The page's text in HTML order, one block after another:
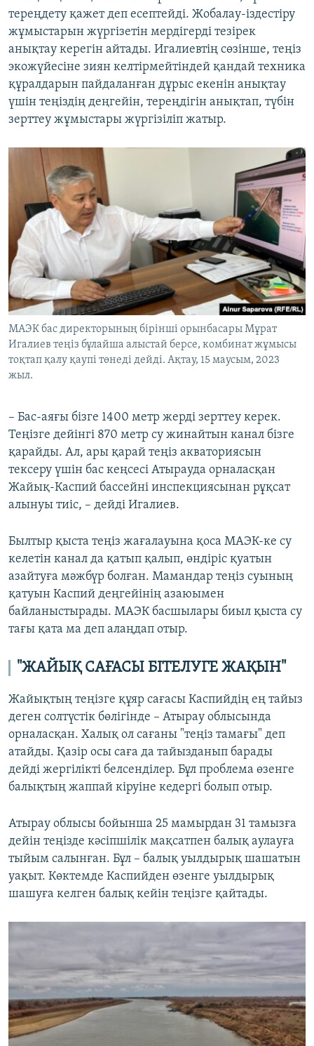
тереңдету қажет деп есептейді. Жобалау-іздестіру
жұмыстарын жүргізетін мердігерді тезірек
анықтау керегін айтады. Игалиевтің сөзінше, теңіз
экожүйесіне зиян келтірмейтіндей қандай техника
құралдарын пайдаланған дұрыс екенін анықтау
үшін теңіздің деңгейін, тереңдігін анықтап, түбін
зерттеу жұмыстары жүргізіліп жатыр.
МАЭК бас директорының бірінші орынбасары Мұрат
Игалиев теңіз бұлайша алыстай берсе, комбинат жұмысы
тоқтап қалу қаупі төнеді дейді. Ақтау, 15 маусым, 2023
жыл.
– Бас-аяғы бізге 1400 метр жерді зерттеу керек.
Теңізге дейінгі 870 метр су жинайтын канал бізге
қарайды. Ал, ары қарай теңіз акваториясын
тексеру үшін бас кеңсесі Атырауда орналасқан
Жайық-Каспий бассейні инспекциясынан рұқсат
алынуы тиіс, – дейді Игалиев.
Былтыр қыста теңіз жағалауына қоса МАЭК-ке су
келетін канал да қатып қалып, өндіріс қуатын
азайтуға мәжбүр болған. Мамандар теңіз суының
қатуын Каспий деңгейінің азаюымен
байланыстырады. МАЭК басшылары биыл қыста су
тағы қата ма деп алаңдап отыр.
"ЖАЙЫҚ САҒАСЫ БІТЕЛУГЕ ЖАҚЫН"
Жайықтың теңізге құяр сағасы Каспийдің ең тайыз
деген солтүстік бөлігінде – Атырау облысында
орналасқан. Халық ол сағаны "теңіз тамағы" деп
атайды. Қазір осы саға да тайызданып барады
дейді жергілікті белсенділер. Бұл проблема өзенге
балықтың жаппай кіруіне кедергі болып отыр.
Атырау облысы бойынша 25 мамырдан 31 тамызға
дейін теңізде кәсіпшілік мақсатпен балық аулауға
тыйым салынған. Бұл – балық уылдырық шашатын
уақыт. Көктемде Каспийден өзенге уылдырық
шашуға келген балық кейін теңізге қайтады.